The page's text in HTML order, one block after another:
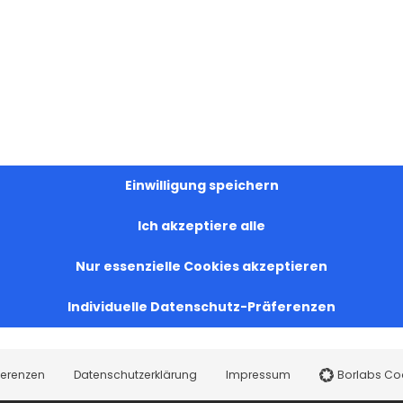
Einwilligung speichern
Ich akzeptiere alle
Nur essenzielle Cookies akzeptieren
Individuelle Datenschutz-Präferenzen
Datenschutzerklärung Impressum Borlabs